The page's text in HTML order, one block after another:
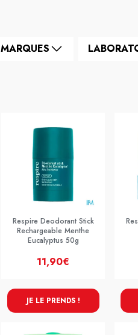
MARQUES
Respire Deodorant Stick
Rechargeable Menthe
Eucalyptus 50g
11,90€
JE LE PRENDS !